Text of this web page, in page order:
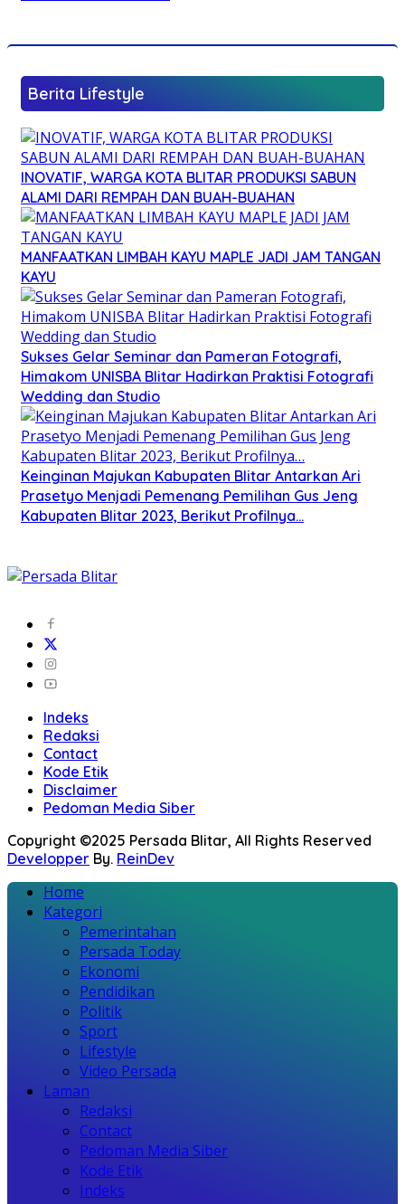
Berita Lifestyle
INOVATIF, WARGA KOTA BLITAR PRODUKSI SABUN
ALAMI DARI REMPAH DAN BUAH-BUAHAN
MANFAATKAN LIMBAH KAYU MAPLE JADI JAM TANGAN
KAYU
Sukses Gelar Seminar dan Pameran Fotografi,
Himakom UNISBA Blitar Hadirkan Praktisi Fotografi
Wedding dan Studio
Keinginan Majukan Kabupaten Blitar Antarkan Ari
Prasetyo Menjadi Pemenang Pemilihan Gus Jeng
Kabupaten Blitar 2023, Berikut Profilnya…
Indeks
Redaksi
Contact
Kode Etik
Disclaimer
Pedoman Media Siber
Copyright ©2025 Persada Blitar, All Rights Reserved
Developper By. ReinDev
Home
Kategori
Pemerintahan
Persada Today
Ekonomi
Pendidikan
Politik
Sport
Lifestyle
Video Persada
Laman
Redaksi
Contact
Pedoman Media Siber
Kode Etik
Indeks